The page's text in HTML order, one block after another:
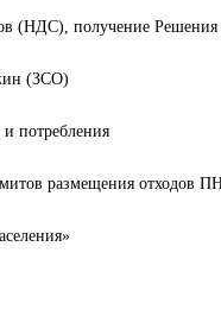
(НДС), получение
(ЗСО)
и потребления
размещения отходов